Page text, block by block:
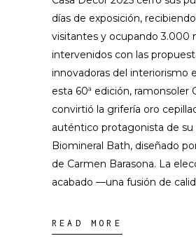
días de exposición,
visitantes y ocupando 3.000
intervenidos con las
innovadoras del interiorismo
esta 60ª edición, ramonsoler
convirtió la grifería oro
auténtico protagonista de su
Biomineral Bath, diseñado
de Carmen Barasona. La
acabado —una fusión de
READ MORE